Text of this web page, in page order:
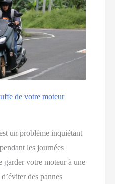
de votre moteur
un problème inquiétant
les journées
garder votre moteur à une
des pannes